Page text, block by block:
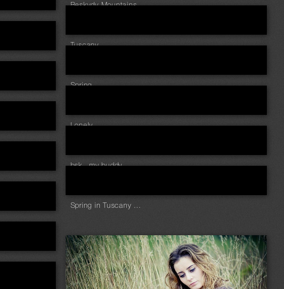
Beskydy Mountains ...
Tuscany
Spring ...
Lonely
bsk...my buddy
Spring in Tuscany ...